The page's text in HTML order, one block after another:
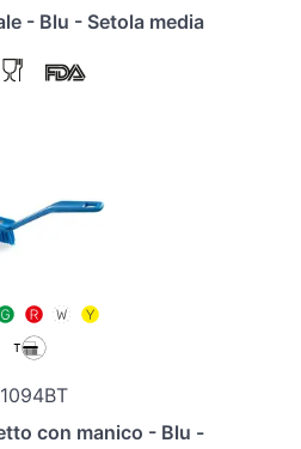
- Blu - Setola media
1094BT
con manico - Blu -